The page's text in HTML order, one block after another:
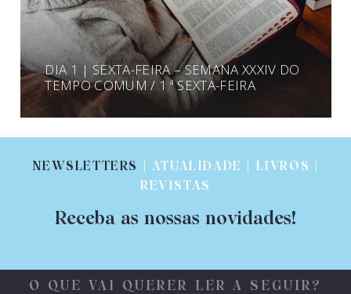
DIA 1 | SEXTA-FEIRA – SEMANA XXXIV DO
TEMPO COMUM / 1.ª SEXTA-FEIRA
NEWSLETTERS
| ATUALIDADE | LIVROS |
REVISTAS
Receba as nossas novidades!
O QUE VAI QUERER LER A SEGUIR?